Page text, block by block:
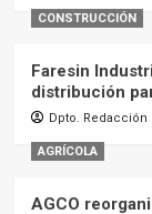
CONSTRUCCIÓN
Faresin
distribución
Dpto. Redacción
AGRÍCOLA
AGCO